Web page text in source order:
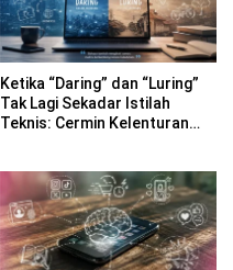
Ketika “Daring” dan “Luring”
Tak Lagi Sekadar Istilah
Teknis: Cermin Kelenturan